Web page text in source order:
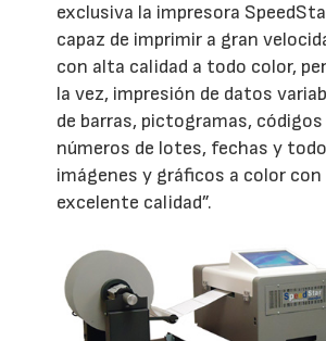
exclusiva la impresora
capaz de imprimir a gran
con alta calidad a todo color,
la vez, impresión de datos
de barras, pictogramas, códigos
números de lotes, fechas y
imágenes y gráficos a color con
excelente calidad”.